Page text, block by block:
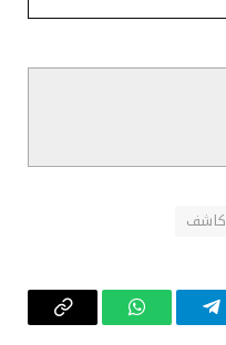
كاشف
تيلقرام واتساب Copy